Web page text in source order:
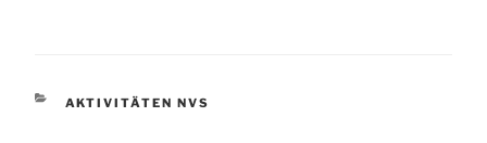
KATEGORIEN
AKTIVITÄTEN NVS